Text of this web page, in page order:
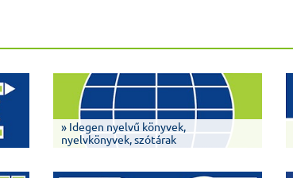
» Idegen nyelvű könyvek,
nyelvkönyvek, szótárak